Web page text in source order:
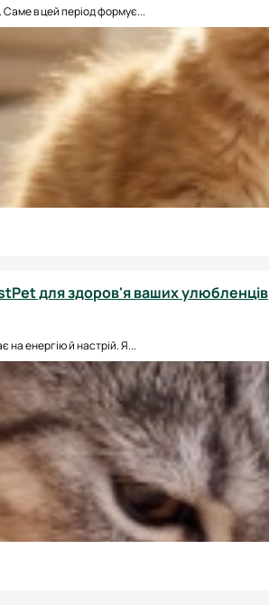
Саме в цей період формує...
для здоров'я ваших улюбленців
на енергію й настрій. Я...